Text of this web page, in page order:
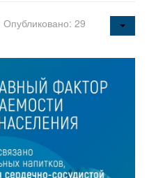
Опубликовано: 29